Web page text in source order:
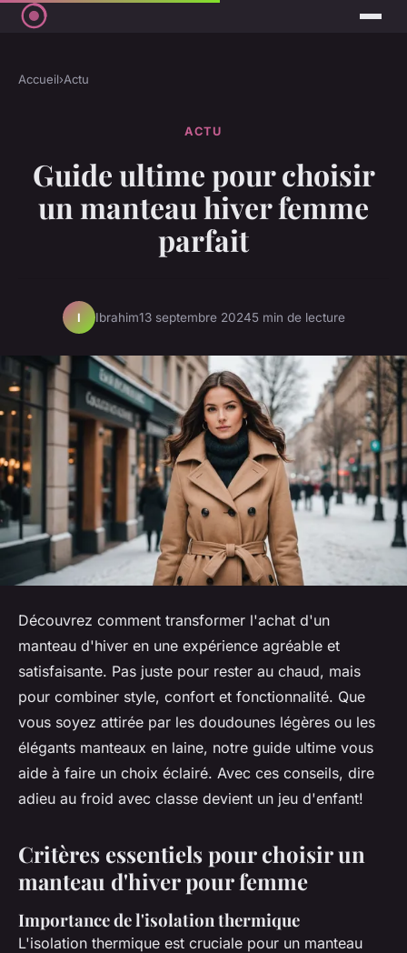
Accueil›Actu
ACTU
Guide ultime pour choisir
un manteau hiver femme
parfait
I Ibrahim13 septembre 20245 min de lecture
Découvrez comment transformer l'achat d'un
manteau d'hiver en une expérience agréable et
satisfaisante. Pas juste pour rester au chaud, mais
pour combiner style, confort et fonctionnalité. Que
vous soyez attirée par les doudounes légères ou les
élégants manteaux en laine, notre guide ultime vous
aide à faire un choix éclairé. Avec ces conseils, dire
adieu au froid avec classe devient un jeu d'enfant!
Critères essentiels pour choisir un
manteau d'hiver pour femme
Importance de l'isolation thermique
L'isolation thermique est cruciale pour un manteau